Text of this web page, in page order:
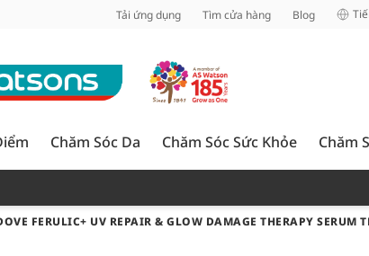
Tải ứng dụng Tìm cửa hàng Blog
Chăm Sóc Da Chăm Sóc Sức Khỏe Chăm
FERULIC+ UV REPAIR & GLOW DAMAGE THERAPY SERUM